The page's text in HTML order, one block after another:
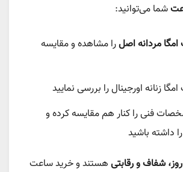
شما می‌توانید:
مردانه اصلرا مشاهده و مقایسه
زنانه اورجینال را بررسی نمایید
فنی را کنار هم مقایسه کرده و
داشته باشید
شفاف و رقابتی هستند و خرید ساعت